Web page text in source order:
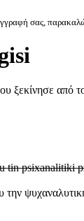
σας,
ξεκίνησε από
tin psixanalitiki
την